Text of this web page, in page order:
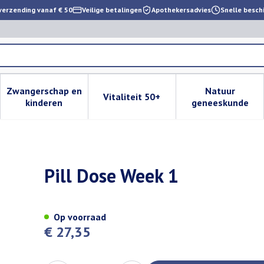
vanaf € 50 Veilige betalingen Apothekersadvies Snelle
verzorging en hygiëne categorie
voor Dieet, voeding en vitamines categorie
Zwangerschap en
kinderenToon submenu voor Zwangerschap en kinderen
Vitaliteit 50+Toon submenu voor Vitaliteit
Natuur
geneeskunde
Toon
Pill Dose Week 1
€ 27,35
Op voorraad